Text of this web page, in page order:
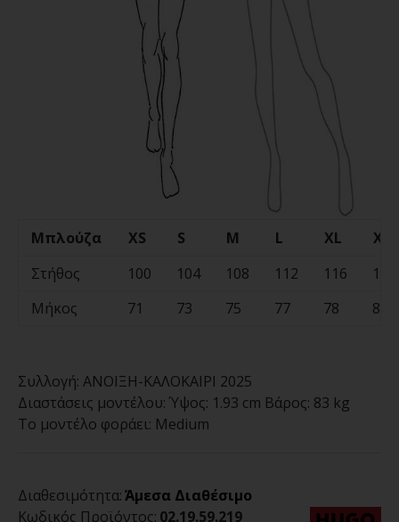
Μπλούζα XS S M L XL
Στήθος
100 104 108 112 116
120
Μήκος
71 73 75 77 78 80
Συλλογή: ΑΝΟΙΞΗ-ΚΑΛΟΚΑΙΡΙ 2025
Διαστάσεις μοντέλου: Ύψος: 1.93 cm Βάρος: 83 kg
Το μοντέλο φοράει: Medium
Διαθεσιμότητα:Άμεσα Διαθέσιμο
Κωδικός Προϊόντος: 02.19.59.219